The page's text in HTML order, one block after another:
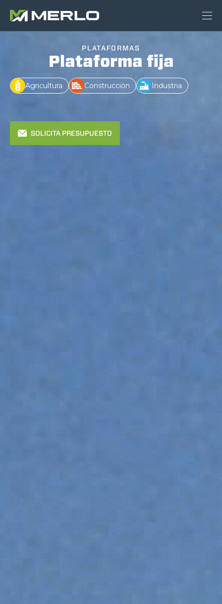
PLATAFORMAS
Plataforma fija
Agricultura Construcción Industria
SOLICITA PRESUPUESTO